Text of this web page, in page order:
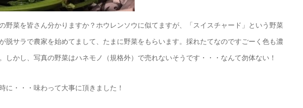
野菜を皆さん分かりますか？ホウレンソウに似てますが、「スイスチャード」という野菜
脱サラで農家を始めてまして、たまに野菜をもらいます。採れたてなのですごーく色も濃
しかし、写真の野菜はハネモノ（規格外）で売れないそうです・・・なんて勿体ない！
に・・・味わって大事に頂きました！